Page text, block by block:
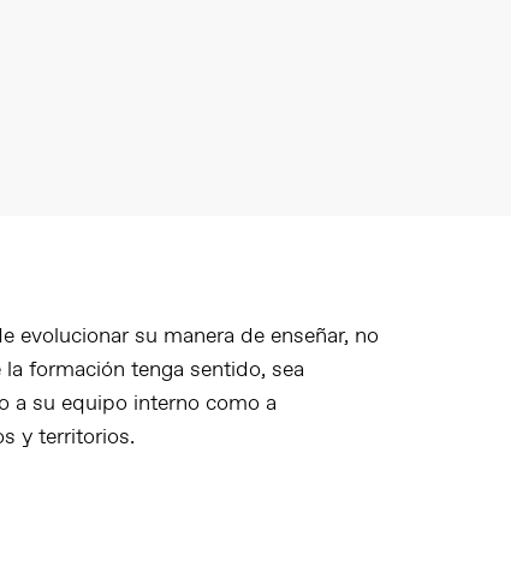
evolucionar su manera de enseñar, no
formación tenga sentido, sea
a su equipo interno como a
y territorios.